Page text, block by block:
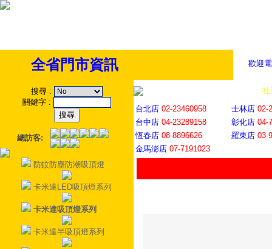
歡迎
全省門市資訊
搜尋 :
關鍵字 :
總訪客:
防蚊防塵防潮吸頂燈
卡米達LED吸頂燈系列
卡米達吸頂燈系列
卡米達半吸頂燈系列
社
台北店 02-23460958 士林店 02-
台中店 04-23289158 彰化店 04-
恆春店 08-8896626 羅東店 03-
金馬澎店 07-7191023